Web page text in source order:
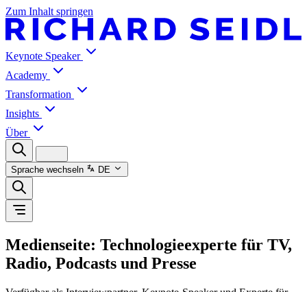
Zum Inhalt springen
Keynote Speaker
Academy
Transformation
Insights
Über
Sprache wechseln DE
Medienseite: Technologieexperte für TV,
Radio, Podcasts und Presse